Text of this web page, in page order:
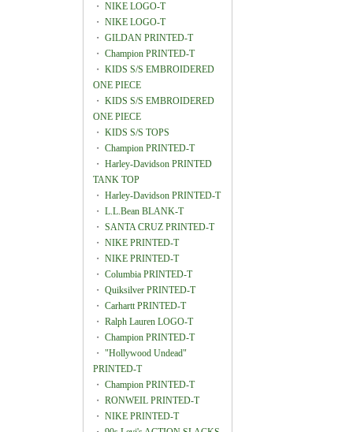
・ NIKE LOGO-T
・ NIKE LOGO-T
・ GILDAN PRINTED-T
・ Champion PRINTED-T
・ KIDS S/S EMBROIDERED
ONE PIECE
・ KIDS S/S EMBROIDERED
ONE PIECE
・ KIDS S/S TOPS
・ Champion PRINTED-T
・ Harley-Davidson PRINTED
TANK TOP
・ Harley-Davidson PRINTED-T
・ L.L.Bean BLANK-T
・ SANTA CRUZ PRINTED-T
・ NIKE PRINTED-T
・ NIKE PRINTED-T
・ Columbia PRINTED-T
・ Quiksilver PRINTED-T
・ Carhartt PRINTED-T
・ Ralph Lauren LOGO-T
・ Champion PRINTED-T
・ "Hollywood Undead"
PRINTED-T
・ Champion PRINTED-T
・ RONWEIL PRINTED-T
・ NIKE PRINTED-T